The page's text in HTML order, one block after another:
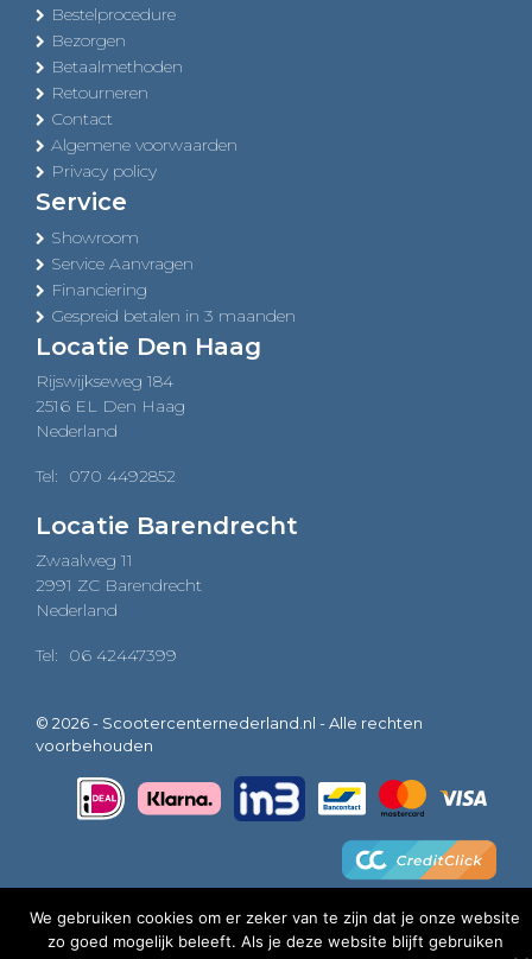
Bestelprocedure
Bezorgen
Betaalmethoden
Retourneren
Contact
Algemene voorwaarden
Privacy policy
Service
Showroom
Service Aanvragen
Financiering
Gespreid betalen in 3 maanden
Locatie Den Haag
Rijswijkseweg 184
2516 EL Den Haag
Nederland
Tel: 070 4492852
Locatie Barendrecht
Zwaalweg 11
2991 ZC Barendrecht
Nederland
Tel: 06 42447399
© 2026 - Scootercenternederland.nl - Alle rechten
voorbehouden
We gebruiken cookies om er zeker van te zijn dat je onze website
zo goed mogelijk beleeft. Als je deze website blijft gebruiken